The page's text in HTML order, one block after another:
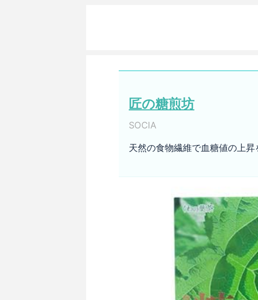
匠の糖煎坊
SOCIA
天然の食物繊維で血糖値の上昇